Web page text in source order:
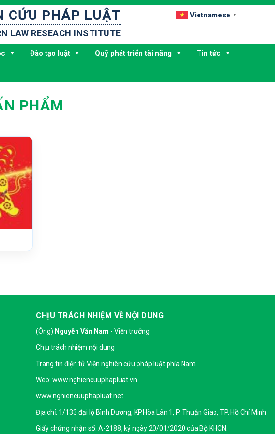
CỨU PHÁP LUẬT
LAW RESEACH INSTITUTE
Vietnamese ▼
Đào tạo luật Quỹ phát triển tài năng Tin tức
PHẨM
CHỊU TRÁCH NHIỆM VỀ NỘI DUNG
(Ông) Nguyễn Văn Nam - Viện trưởng
Chịu trách nhiệm nội dung
Trang tin điện tử Viện nghiên cứu pháp luật phía Nam
Web: www.nghiencuuphapluat.vn
www.nghiencuuphapluat.net
Địa chỉ: 1/133 đại lộ Bình Dương, KP.Hòa Lân 1, P. Thuận Giao, TP. Hồ Chí Minh
Giấy chứng nhận số: A-2188, ký ngày 20/01/2020 của Bộ KHCN.